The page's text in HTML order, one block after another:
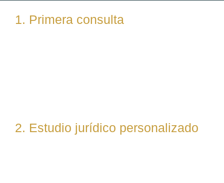
1. Primera consulta
2. Estudio jurídico personalizado